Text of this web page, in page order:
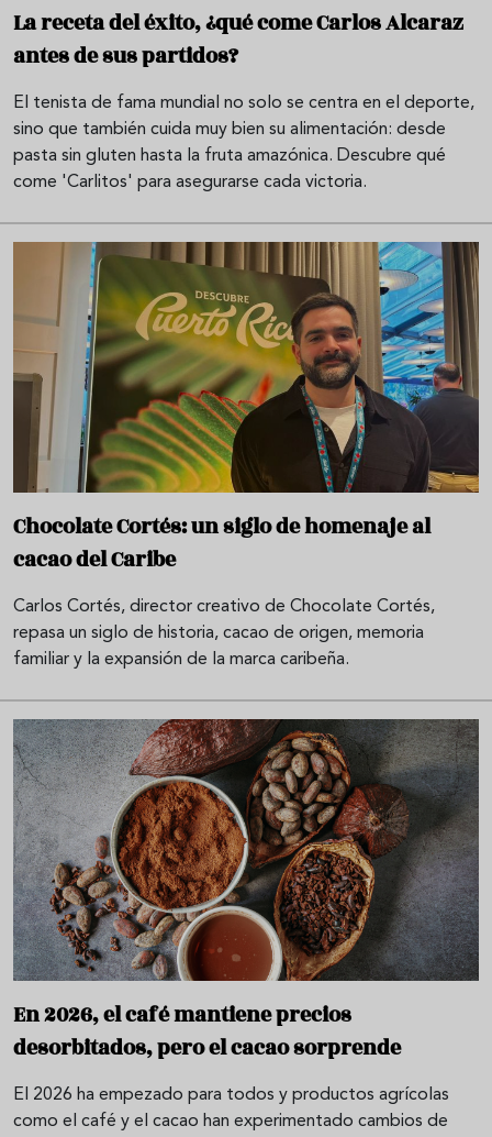
La receta del éxito, ¿qué come Carlos Alcaraz
antes de sus partidos?
El tenista de fama mundial no solo se centra en el deporte,
sino que también cuida muy bien su alimentación: desde
pasta sin gluten hasta la fruta amazónica. Descubre qué
come 'Carlitos' para asegurarse cada victoria.
Chocolate Cortés: un siglo de homenaje al
cacao del Caribe
Carlos Cortés, director creativo de Chocolate Cortés,
repasa un siglo de historia, cacao de origen, memoria
familiar y la expansión de la marca caribeña.
En 2026, el café mantiene precios
desorbitados, pero el cacao sorprende
El 2026 ha empezado para todos y productos agrícolas
como el café y el cacao han experimentado cambios de